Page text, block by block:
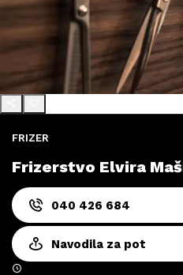
FRIZER
Frizerstvo Elvira
040 426 684
Navodila za pot